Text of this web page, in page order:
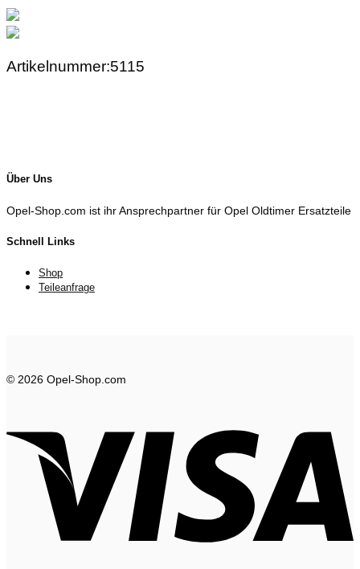
Artikelnummer:5115
Über Uns
Opel-Shop.com ist ihr Ansprechpartner für Opel Oldtimer Ersatzteile
Schnell Links
Shop
Teileanfrage
© 2026 Opel-Shop.com